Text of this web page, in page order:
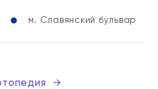
м. Славянский бульвар
→